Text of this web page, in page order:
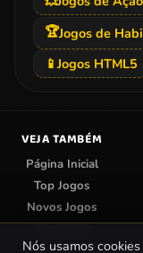
🏆Jogos de
📱 Jogos HTML5
VEJA TAMBÉM
Página Inicial
Top Jogos
Novos Jogos
Categorias
Nós usamos